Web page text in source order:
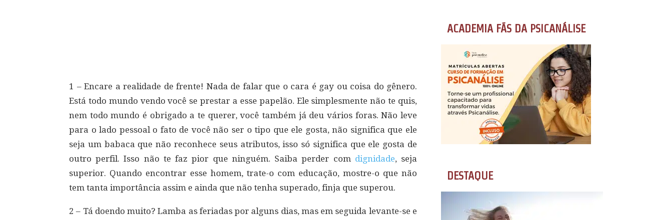
1 – Encare a realidade de frente! Nada de falar que o cara é gay ou coisa do gênero.
Está todo mundo vendo você se prestar a esse papelão. Ele simplesmente não te quis,
nem todo mundo é obrigado a te querer, você também já deu vários foras. Não leve
para o lado pessoal o fato de você não ser o tipo que ele gosta, não significa que ele
seja um babaca que não reconhece seus atributos, isso só significa que ele gosta de
outro perfil. Isso não te faz pior que ninguém. Saiba perder com dignidade, seja
superior. Quando encontrar esse homem, trate-o com educação, mostre-o que não
tem tanta importância assim e ainda que não tenha superado, finja que superou.
2 – Tá doendo muito? Lamba as feriadas por alguns dias, mas em seguida levante-se e
ACADEMIA FÃS DA PSICANÁLISE
DESTAQUE